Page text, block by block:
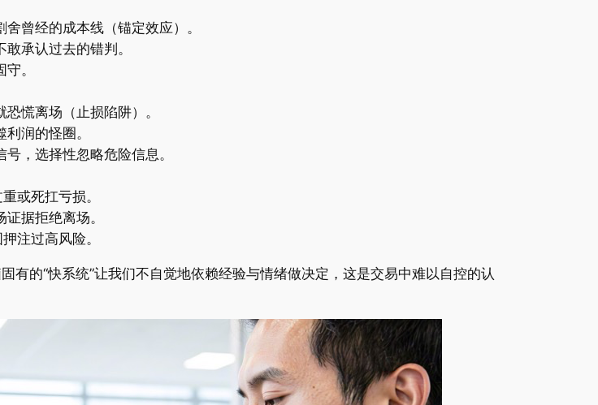
曾经的成本线（锚定效应）。
承认过去的错判。
。
慌离场（止损陷阱）。
润的怪圈。
，选择性忽略危险信息。
或死扛亏损。
据拒绝离场。
注过高风险。
有的“快系统”让我们不自觉地依赖经验与情绪做决定，这是交易中难以自控的认